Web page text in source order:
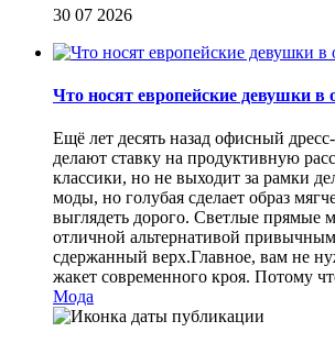
30 07 2026
Что носят европейские девушки в
Ещё лет десять назад офисный
делают ставку на продуктивную
классики, но не выходит за рамки
моды, но голубая сделает образ
выглядеть дорого. Светлые прямые
отличной альтернативой
сдержанный верх.Главное, вам не
жакет современного кроя. Потому
Мода